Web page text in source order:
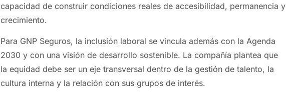
capacidad de construir condiciones reales de accesibilidad, permanencia y
crecimiento.
Para GNP Seguros, la inclusión laboral se vincula además con la Agenda
2030 y con una visión de desarrollo sostenible. La compañía plantea que
la equidad debe ser un eje transversal dentro de la gestión de talento, la
cultura interna y la relación con sus grupos de interés.